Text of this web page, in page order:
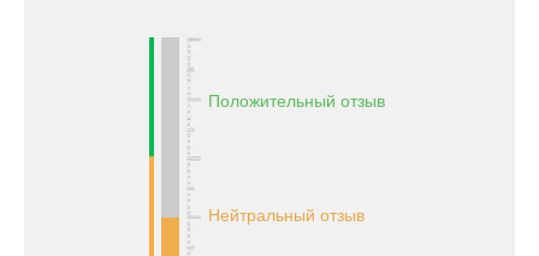
Положительный отзыв
Нейтральный отзыв